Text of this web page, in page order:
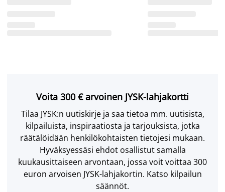
Voita 300 € arvoinen JYSK-lahjakortti
Tilaa JYSK:n uutiskirje ja saa tietoa mm. uutisista,
kilpailuista, inspiraatiosta ja tarjouksista, jotka
räätälöidään henkilökohtaisten tietojesi mukaan.
Hyväksyessäsi ehdot osallistut samalla
kuukausittaiseen arvontaan, jossa voit voittaa 300
euron arvoisen JYSK-lahjakortin. Katso kilpailun
säännöt.